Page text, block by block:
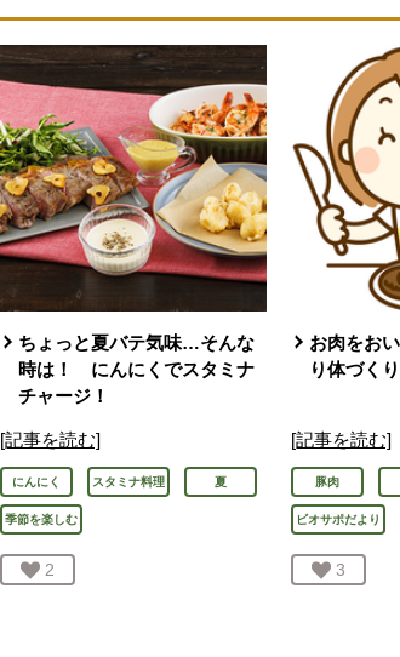
ちょっと夏バテ気味…そんな
時は！ にんにくでスタミナ
チャージ！
[記事を読む]
にんにく スタミナ料理 夏
季節を楽しむ
お気に入り登録：
2
お肉をお
り体づくり
[記事を読む]
豚肉
ビオサポだより
お気に
3